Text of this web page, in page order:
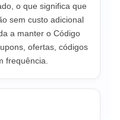
o que significa que
sem custo adicional
a manter o Código
ofertas, códigos
frequência.